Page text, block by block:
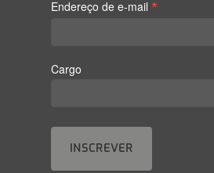
Endereço de e-mail *
Cargo